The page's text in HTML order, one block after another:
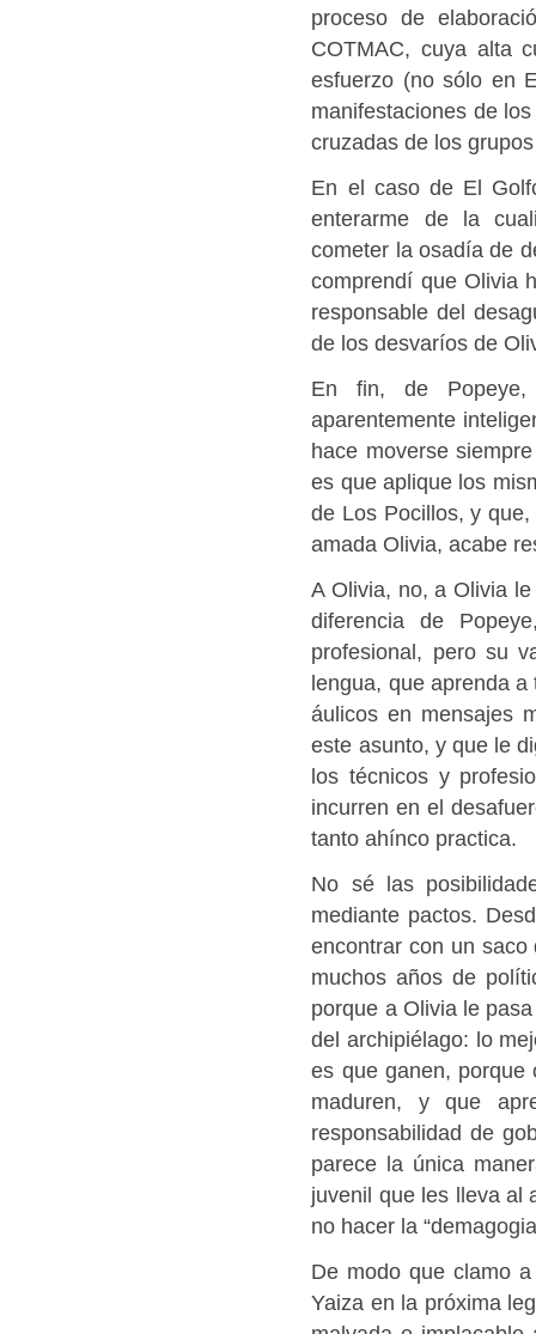
proceso de
COTMAC, cuya alta
esfuerzo (no sólo en
manifestaciones de
cruzadas de los
En el caso de El
enterarme de la
cometer la osadía de
comprendí que Olivia
responsable del
de los desvaríos de
En fin, de
aparentemente
hace moverse
es que aplique los
de Los Pocillos, y
amada Olivia, acabe
A Olivia, no, a Olivia
diferencia de
profesional, pero su
lengua, que aprenda
áulicos en mensajes
este asunto, y que le
los técnicos y
incurren en el
tanto ahínco practica.
No sé las
mediante pactos.
encontrar con un
muchos años de
porque a Olivia le
del archipiélago: lo
es que ganen, porque
maduren, y que
responsabilidad de
parece la única
juvenil que les lleva al
no hacer la
De modo que clamo
Yaiza en la próxima